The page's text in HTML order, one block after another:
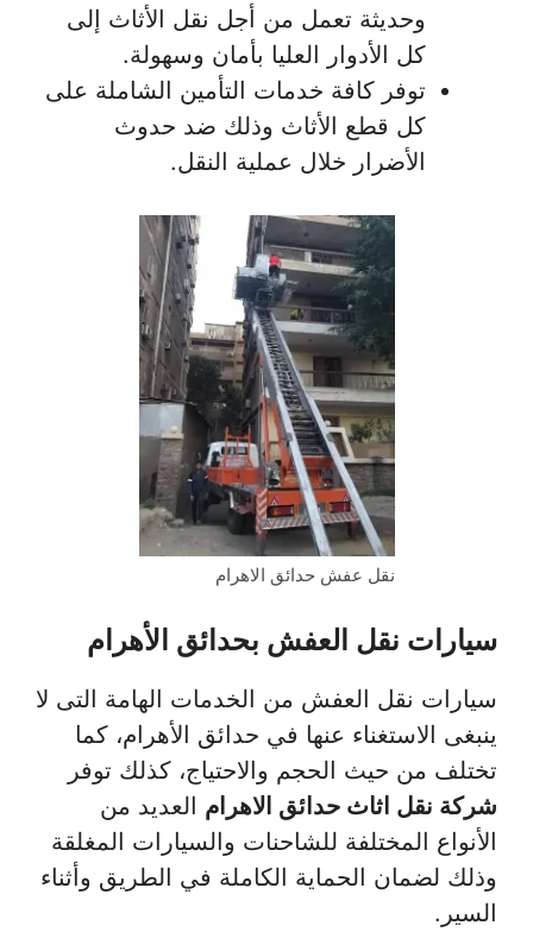
وحديثة تعمل من أجل نقل الأثاث إلى
كل الأدوار العليا بأمان وسهولة.
توفر كافة خدمات التأمين الشاملة على
كل قطع الأثاث وذلك ضد حدوث
الأضرار خلال عملية النقل.
نقل عفش حدائق الاهرام
سيارات نقل العفش بحدائق الأهرام
سيارات نقل العفش من الخدمات الهامة التى لا
ينبغى الاستغناء عنها في حدائق الأهرام، كما
تختلف من حيث الحجم والاحتياج، كذلك توفر
شركة نقل اثاث حدائق الاهرام العديد من
الأنواع المختلفة للشاحنات والسيارات المغلقة
وذلك لضمان الحماية الكاملة في الطريق وأثناء
السير.